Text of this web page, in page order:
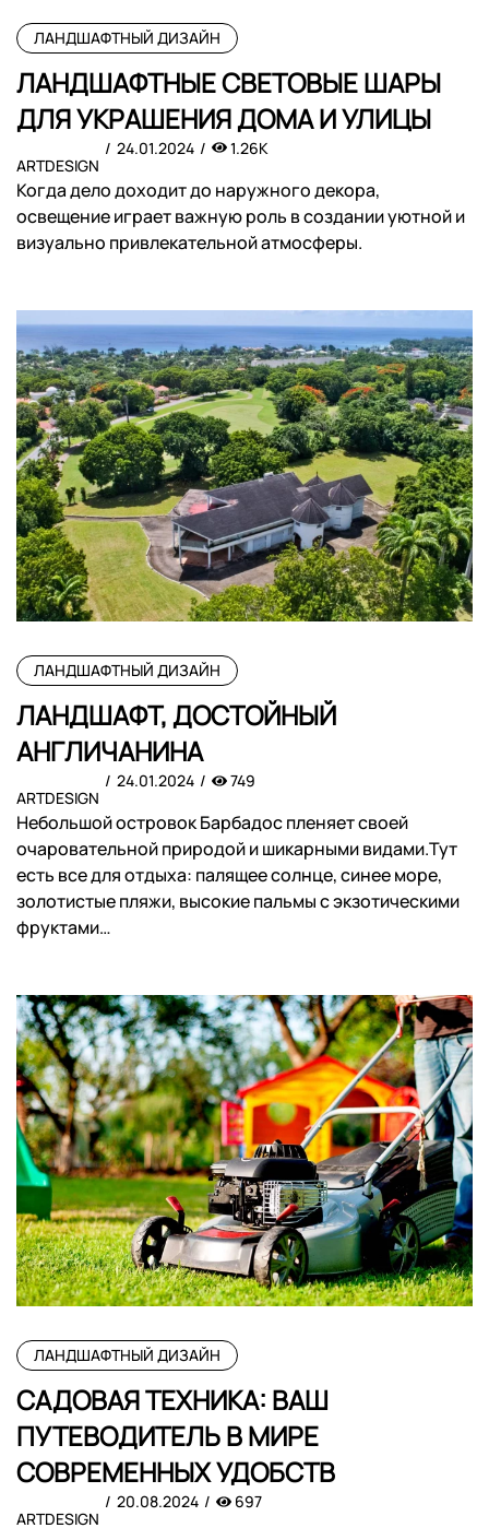
ЛАНДШАФТНЫЙ ДИЗАЙН
ЛАНДШАФТНЫЕ СВЕТОВЫЕ ШАРЫ
ДЛЯ УКРАШЕНИЯ ДОМА И УЛИЦЫ
ARTDESIGN
24.01.2024 1.26K
Когда дело доходит до наружного декора,
освещение играет важную роль в создании уютной и
визуально привлекательной атмосферы.
ЛАНДШАФТНЫЙ ДИЗАЙН
ЛАНДШАФТ, ДОСТОЙНЫЙ
АНГЛИЧАНИНА
ARTDESIGN
24.01.2024 749
Небольшой островок Барбадос пленяет своей
очаровательной природой и шикарными видами.Тут
есть все для отдыха: палящее солнце, синее море,
золотистые пляжи, высокие пальмы с экзотическими
фруктами…
ЛАНДШАФТНЫЙ ДИЗАЙН
САДОВАЯ ТЕХНИКА: ВАШ
ПУТЕВОДИТЕЛЬ В МИРЕ
СОВРЕМЕННЫХ УДОБСТВ
ARTDESIGN
20.08.2024 697